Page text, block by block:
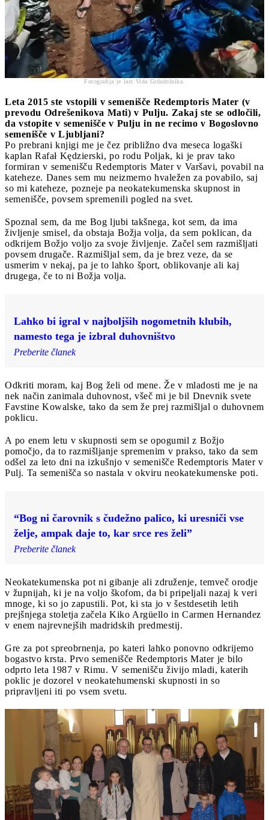
Fotografija je last Vida Grdadolnika.
Leta 2015 ste vstopili v semenišče Redemptoris Mater (v
prevodu Odrešenikova Mati) v Pulju. Zakaj ste se odločili,
da vstopite v semenišče v Pulju in ne recimo v Bogoslovno
semenišče v Ljubljani?
Po prebrani knjigi me je čez približno dva meseca logaški
kaplan Rafał Kędzierski, po rodu Poljak, ki je prav tako
formiran v semenišču Redemptoris Mater v Varšavi, povabil na
kateheze. Danes sem mu neizmerno hvaležen za povabilo, saj
so mi kateheze, pozneje pa neokatekumenska skupnost in
semenišče, povsem spremenili pogled na svet.
Spoznal sem, da me Bog ljubi takšnega, kot sem, da ima
življenje smisel, da obstaja Božja volja, da sem poklican, da
odkrijem Božjo voljo za svoje življenje. Začel sem razmišljati
povsem drugače. Razmišljal sem, da je brez veze, da se
usmerim v nekaj, pa je to lahko šport, oblikovanje ali kaj
drugega, če to ni Božja volja.
Lahko bi igral v najboljših nogometnih klubih,
namesto tega je izbral duhovništvo
Preberite članek
Odkriti moram, kaj Bog želi od mene. Že v mladosti me je na
nek način zanimala duhovnost, všeč mi je bil Dnevnik svete
Favstine Kowalske, tako da sem že prej razmišljal o duhovnem
poklicu.
A po enem letu v skupnosti sem se opogumil z Božjo
pomočjo, da to razmišljanje spremenim v prakso, tako da sem
odšel za leto dni na izkušnjo v semenišče Redemptoris Mater v
Pulj. Ta semenišča so nastala v okviru neokatekumenske poti.
“Bog ni čarovnik s čudežno palico, ki uresniči vse
želje, ampak daje to, kar srce res želi”
Preberite članek
Neokatekumenska pot ni gibanje ali združenje, temveč orodje
v župnijah, ki je na voljo škofom, da bi pripeljali nazaj k veri
mnoge, ki so jo zapustili. Pot, ki sta jo v šestdesetih letih
prejšnjega stoletja začela Kiko Argüello in Carmen Hernandez
v enem najrevnejših madridskih predmestij.
Gre za pot spreobrnenja, po kateri lahko ponovno odkrijemo
bogastvo krsta. Prvo semenišče Redemptoris Mater je bilo
odprto leta 1987 v Rimu. V semenišču živijo mladi, katerih
poklic je dozorel v neokatehumenski skupnosti in so
pripravljeni iti po vsem svetu.